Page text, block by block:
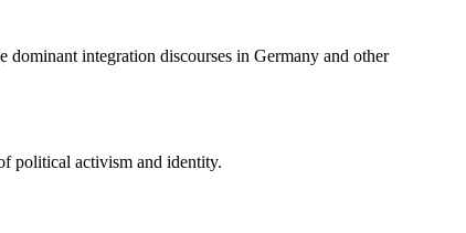
integration discourses in Germany and other
political activism and identity.